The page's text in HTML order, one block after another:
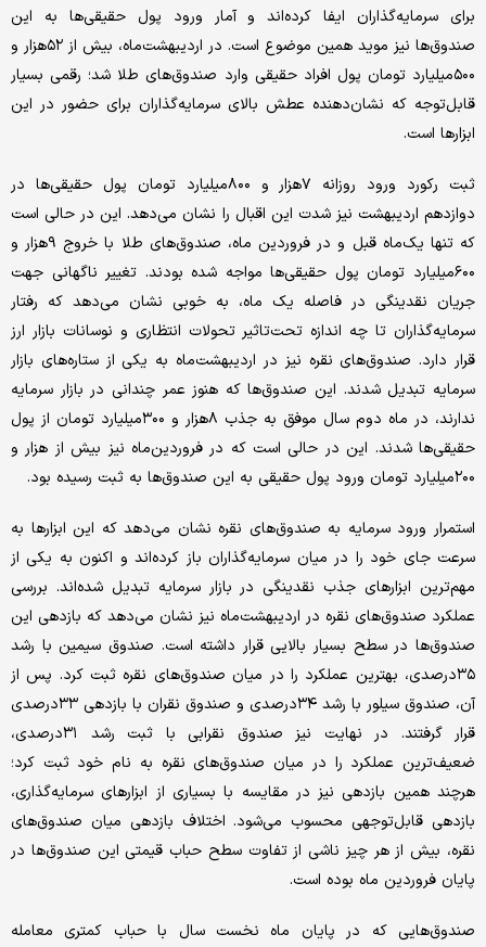
برای سرمایه‌گذاران ایفا کرده‌اند و آمار ورود پول حقیقی‌ها به این
صندوق‌ها نیز موید همین موضوع است. در اردیبهشت‌ماه، بیش از ۵۲هزار و
۵۰۰‌میلیارد تومان پول افراد حقیقی وارد صندوق‌های طلا شد؛ رقمی بسیار
قابل‌توجه که نشان‌دهنده عطش بالای سرمایه‌گذاران برای حضور در این
ابزارها است.
ثبت رکورد ورود روزانه ۷هزار و ۸۰۰‌میلیارد تومان پول حقیقی‌ها در
دوازدهم اردیبهشت نیز شدت این اقبال را نشان می‌دهد. این در حالی است
که تنها یک‌ماه قبل و در فروردین‌ ماه، صندوق‌های طلا با خروج ۹هزار و
۶۰۰‌میلیارد تومان پول حقیقی‌ها مواجه شده بودند. تغییر ناگهانی جهت
جریان نقدینگی در فاصله یک ماه، به خوبی نشان می‌دهد که رفتار
سرمایه‌گذاران تا چه اندازه تحت‌تاثیر تحولات انتظاری و نوسانات بازار ارز
قرار دارد. صندوق‌های نقره نیز در اردیبهشت‌ماه به یکی از ستاره‌های بازار
سرمایه تبدیل شدند. این صندوق‌ها که هنوز عمر چندانی در بازار سرمایه
ندارند، در ماه دوم سال موفق به جذب ۸هزار و ۳۰۰‌میلیارد تومان از پول
حقیقی‌ها شدند. این در حالی است که در فروردین‌‌ماه نیز بیش از هزار و
۲۰۰‌میلیارد تومان ورود پول حقیقی به این صندوق‌ها به ثبت رسیده بود.
استمرار ورود سرمایه به صندوق‌های نقره نشان می‌دهد که این ابزارها به
سرعت جای خود را در میان سرمایه‌گذاران باز کرده‌اند و اکنون به یکی از
مهم‌ترین ابزارهای جذب نقدینگی در بازار سرمایه تبدیل شده‌اند. بررسی
عملکرد صندوق‌های نقره در اردیبهشت‌ماه نیز نشان می‌دهد که بازدهی این
صندوق‌ها در سطح بسیار بالایی قرار داشته است. صندوق سیمین با رشد
۳۵درصدی، بهترین عملکرد را در میان صندوق‌های نقره ثبت کرد. پس از
آن، صندوق سیلور با رشد ۳۴درصدی و صندوق نقران با بازدهی ۳۳درصدی
قرار گرفتند. در نهایت نیز صندوق نقرابی با ثبت رشد ۳۱درصدی،
ضعیف‌ترین عملکرد را در میان صندوق‌های نقره به نام خود ثبت کرد؛
هرچند همین بازدهی نیز در مقایسه با بسیاری از ابزارهای سرمایه‌گذاری،
بازدهی قابل‌توجهی محسوب می‌شود. اختلاف بازدهی میان صندوق‌های
نقره، بیش از هر چیز ناشی از تفاوت سطح حباب قیمتی این صندوق‌ها در
پایان فروردین ‌ماه بوده است.
صندوق‌هایی که در پایان ماه نخست سال با حباب کمتری معامله